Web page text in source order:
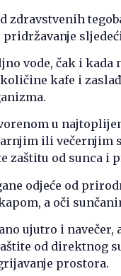
zdravstvenih
vode, čak i kada
kafe i
u
ili večernjim
zaštitu od sunca i
odjeće od
a oči
ujutro i navečer,
od direktnog
prostora.